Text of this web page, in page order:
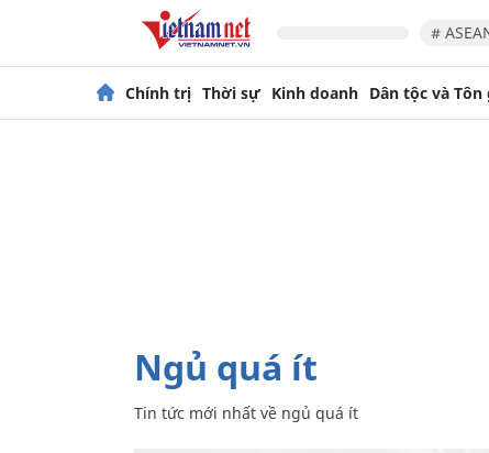
#
Chính trị Thời sự Kinh doanh Dân tộc và Tôn
ngủ quá ít
Tin tức mới nhất về ngủ quá ít